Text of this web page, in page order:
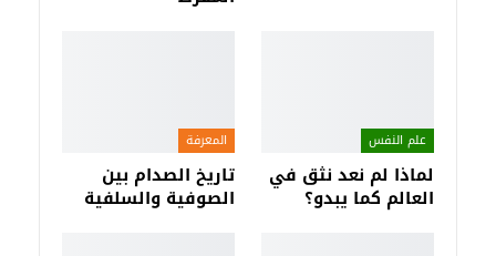
علم النفس
لماذا لم نعد نثق في
العالم كما يبدو؟
المعرفة
تاريخ الصدام بين
الصوفية والسلفية